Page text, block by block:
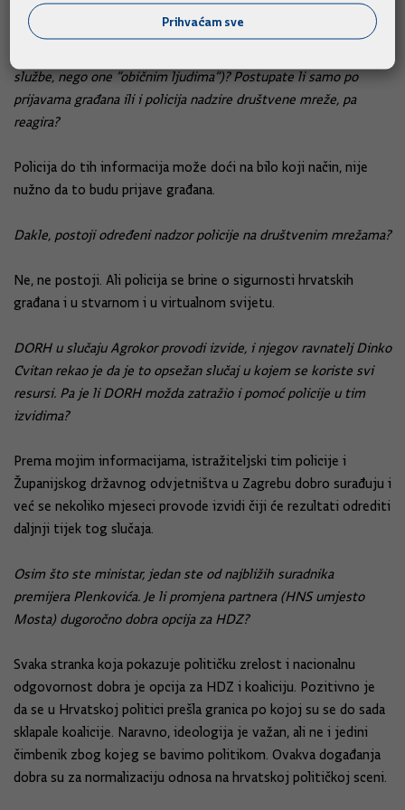
Kako policija dolazi do informacija o prijetnjama na Facebooku
službe, nego one “običnim ljudima“)? Postupate li samo po
prijavama građana ili i policija nadzire društvene mreže, pa
reagira?
Policija do tih informacija može doći na bilo koji način, nije
nužno da to budu prijave građana.
Dakle, postoji određeni nadzor policije na društvenim mrežama?
Ne, ne postoji. Ali policija se brine o sigurnosti hrvatskih
građana i u stvarnom i u virtualnom svijetu.
DORH u slučaju Agrokor provodi izvide, i njegov ravnatelj Dinko
Cvitan rekao je da je to opsežan slučaj u kojem se koriste svi
resursi. Pa je li DORH možda zatražio i pomoć policije u tim
izvidima?
Prema mojim informacijama, istražiteljski tim policije i
Županijskog državnog odvjetništva u Zagrebu dobro surađuju i
već se nekoliko mjeseci provode izvidi čiji će rezultati odrediti
daljnji tijek tog slučaja.
Osim što ste ministar, jedan ste od najbližih suradnika
premijera Plenkovića. Je li promjena partnera (HNS umjesto
Mosta) dugoročno dobra opcija za HDZ?
Svaka stranka koja pokazuje političku zrelost i nacionalnu
odgovornost dobra je opcija za HDZ i koaliciju. Pozitivno je
da se u Hrvatskoj politici prešla granica po kojoj su se do sada
sklapale koalicije. Naravno, ideologija je važan, ali ne i jedini
čimbenik zbog kojeg se bavimo politikom. Ovakva događanja
dobra su za normalizaciju odnosa na hrvatskoj političkoj sceni.
Prihvaćam sve